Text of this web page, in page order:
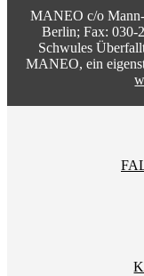
MANEO c/o
Berlin; Fax:
Schwules
MANEO, ein